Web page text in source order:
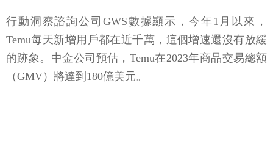
行動洞察諮詢公司GWS數據顯示，今年1月以來，
Temu每天新增用戶都在近千萬，這個增速還沒有放緩
的跡象。中金公司預估，Temu在2023年商品交易總額
（GMV）將達到180億美元。